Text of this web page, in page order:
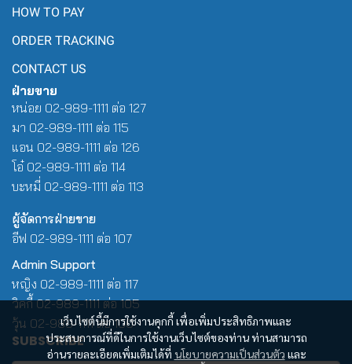
เว็บไซต์นี้มีการใช้งานคุกกี้ เพื่อเพิ่มประสิทธิภาพและ
ประสบการณ์ที่ดีในการใช้งานเว็บไซต์ของท่าน ท่านสามารถ
อ่านรายละเอียดเพิ่มเติมได้ที่ นโยบายความเป็นส่วนตัว และ
HOW TO PAY
ORDER TRACKING
CONTACT US
ฝ่ายขาย
หน่อย 02-989-1111 ต่อ 127
มา 02-989-1111 ต่อ 115
แอน 02-989-1111 ต่อ 126
โอ๋ 02-989-1111 ต่อ 114
บะหมี่ 02-989-1111 ต่อ 113
ผู้จัดการฝ่ายขาย
อีฟ 02-989-1111 ต่อ 107
Admin Support
หญิง 02-989-1111 ต่อ 117
วิคกี้ 02-989-1111 ต่อ 105
วุ้น 02-989-1111 ต่อ 100
SUBSCRIBE